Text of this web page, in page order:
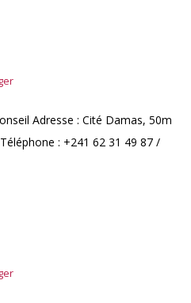
Adresse : Cité Damas, 50m
: +241 62 31 49 87 /